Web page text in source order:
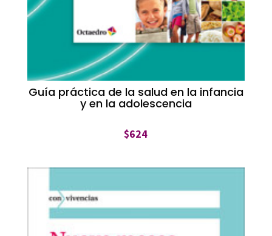
Guía práctica de la salud en la infancia
y en la adolescencia
$624